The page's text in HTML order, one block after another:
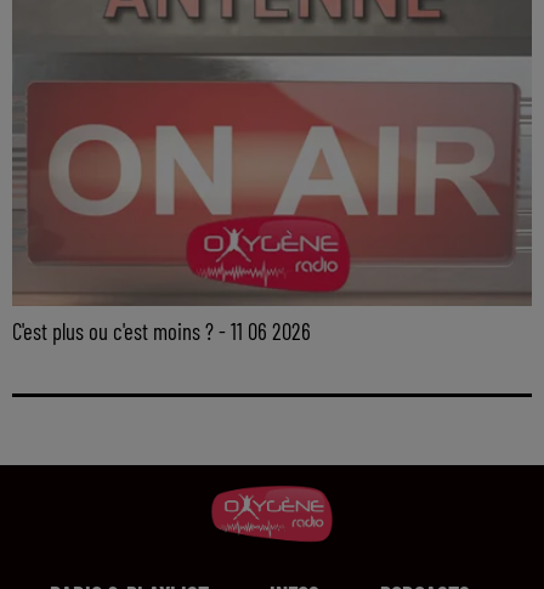
C'est plus ou c'est moins ? - 11 06 2026